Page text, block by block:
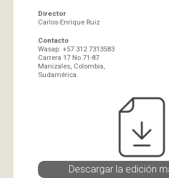
Director
Carlos-Enrique Ruiz
Contacto
Wasap: +57 312 7313583
Carrera 17 No 71-87
Manizales, Colombia,
Sudamérica.
Descargar la edición